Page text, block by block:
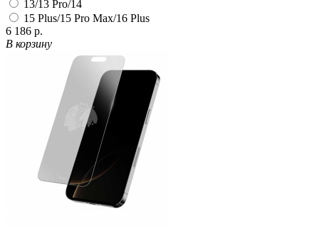
13/13 Pro/14
15 Plus/15 Pro Max/16 Plus
6 186 р.
В корзину